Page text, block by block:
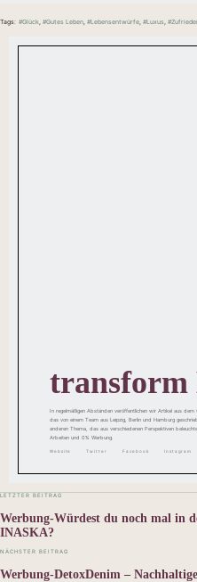
Tags: #Glück, #Gutes Leben, #Lebensentwürfe, #Luxus,
transform
In regelmäßigen Abständen veröffentlichen wir Artikel aus
das von einem Team aus Leipzig, Berlin und Hamburg
anderen Thema, das aus verschiedenen Perspektiven
Arbeiten und 0% Werbung.
Website Twitter Facebook Instagram
LETZTER BEITRAG
Werbung-Würdest du noch mal in
INASKA?
NÄCHSTER BEITRAG
Werbung-DetoxDenim –